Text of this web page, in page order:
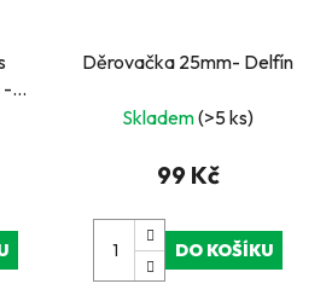
-
Děrovačka 25mm- Delfín
Skladem(>5 ks)
99 Kč
DO KOŠÍKU